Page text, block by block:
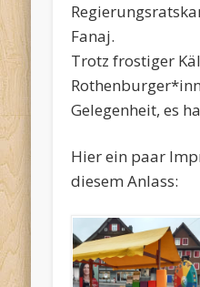
Fanaj.
Trotz frostiger
Gelegenheit, es
Hier ein paar
diesem Anlass: